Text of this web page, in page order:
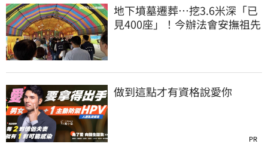
地下墳墓遷葬…挖3.6米深「已
見400座」！今辦法會安撫祖先
做到這點才有資格說愛你
PR